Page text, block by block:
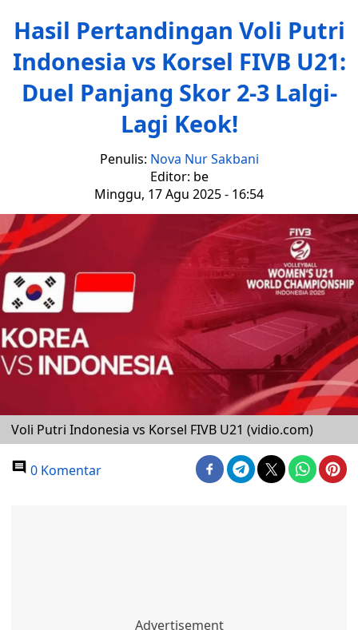
Hasil Pertandingan Voli Putri
Indonesia vs Korsel FIVB U21:
Duel Panjang Skor 2-3 Lalgi-
Lagi Keok!
Penulis: Nova Nur Sakbani
Editor: be
Minggu, 17 Agu 2025 - 16:54
Voli Putri Indonesia vs Korsel FIVB U21 (vidio.com)
0 Komentar